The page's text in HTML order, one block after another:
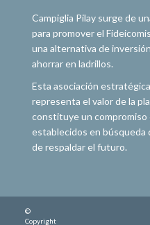
Campiglia Pilay surge de
para promover el
una alternativa de
ahorrar en ladrillos.
Esta asociación
representa el valor de la
constituye un
establecidos en búsqueda
de respaldar el futuro.
©
Copyright